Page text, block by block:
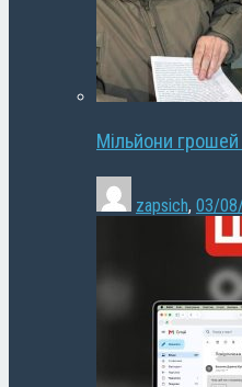
Мільйони
zapsich, 03/